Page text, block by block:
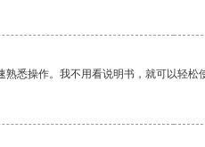
悉操作。我不用看说明书，就可以轻松